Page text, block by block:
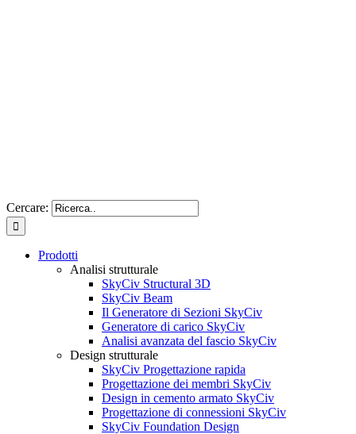
Cercare:
Prodotti
Analisi strutturale
SkyCiv Structural 3D
SkyCiv Beam
Il Generatore di Sezioni SkyCiv
Generatore di carico SkyCiv
Analisi avanzata del fascio SkyCiv
Design strutturale
SkyCiv Progettazione rapida
Progettazione dei membri SkyCiv
Design in cemento armato SkyCiv
Progettazione di connessioni SkyCiv
SkyCiv Foundation Design